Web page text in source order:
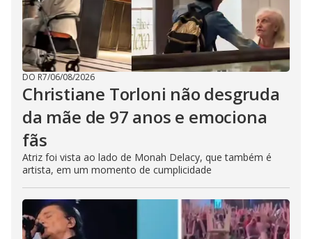
DO R7/06/08/2026
Christiane Torloni não desgruda
da mãe de 97 anos e emociona
fãs
Atriz foi vista ao lado de Monah Delacy, que também é
artista, em um momento de cumplicidade